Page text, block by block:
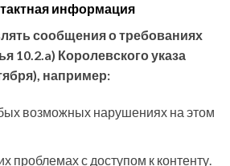
информация
сообщения о требованиях
10.2.a) Королевского указа
например:
возможных нарушениях на этом
проблемах с доступом к контенту.